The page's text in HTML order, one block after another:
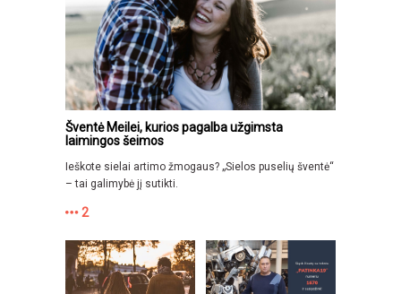
Šventė Meilei, kurios pagalba užgimsta
laimingos šeimos
Ieškote sielai artimo žmogaus? „Sielos puselių šventė“
– tai galimybė jį sutikti.
2